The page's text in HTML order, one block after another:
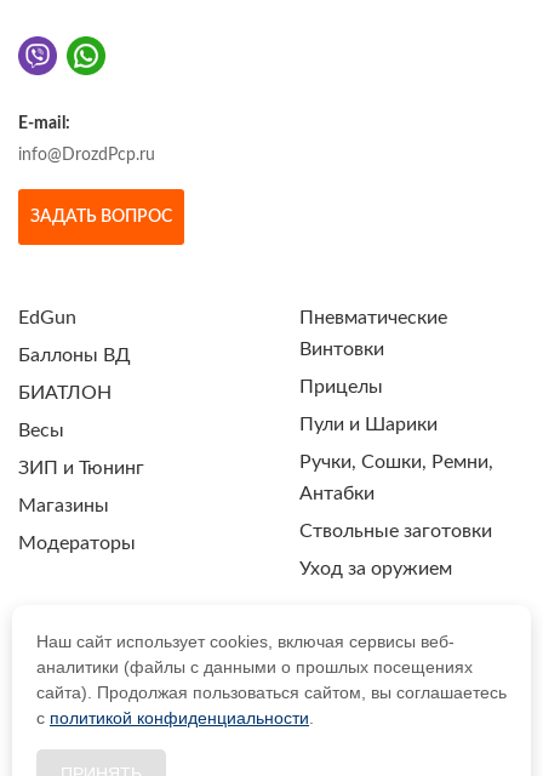
E-mail:
info@DrozdPcp.ru
ЗАДАТЬ ВОПРОС
EdGun
Баллоны ВД
БИАТЛОН
Весы
ЗИП и Тюнинг
Магазины
Модераторы
Пневматические
Винтовки
Прицелы
Пули и Шарики
Ручки, Сошки, Ремни,
Антабки
Ствольные заготовки
Уход за оружием
ПОЛИТИКА КОНФИДЕНЦИАЛЬНОСТИ
Наш сайт использует cookies, включая сервисы веб-
аналитики (файлы с данными о прошлых посещениях
сайта). Продолжая пользоваться сайтом, вы соглашаетесь
с политикой конфиденциальности